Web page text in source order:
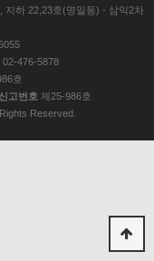
지하 22,23호(명일동) - 삼익2차
02-476-5878
호
고번호 제25-986호
Reserved.